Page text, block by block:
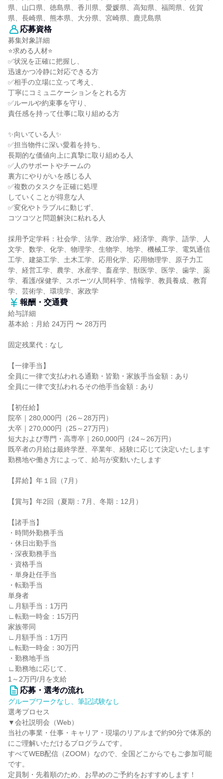
県、山口県、徳島県、香川県、愛媛県、高知県、福岡県、佐賀
県、長崎県、熊本県、大分県、宮崎県、鹿児島県
応募資格
募集対象詳細
⭐求める人材⭐
✅状況を正確に把握し、
迅速かつ冷静に対応できる方
✅相手の立場に立って考え、
丁寧にコミュニケーションをとれる方
✅ルールや約束事を守り、
責任感を持って仕事に取り組める方
✨向いている人✨
✅担当物件に深い愛着を持ち、
長期的な価値向上に真摯に取り組める人
✅人のサポートやチームの
裏方にやりがいを感じる人
✅複数のタスクを正確に処理
していくことが得意な人
✅変化やトラブルに動じず、
コツコツと問題解決に粘れる人
採用予定学科：社会学、法学、政治学、経済学、商学、語学、人
文学、数学、化学、物理学、生物学、地学、機械工学、電気通信
工学、建築工学、土木工学、応用化学、応用物理学、原子力工
学、経営工学、農学、水産学、畜産学、獣医学、医学、歯学、薬
学、看護/保健学、スポーツ/人間科学、情報学、教員養成、教育
学、芸術学、環境学、家政学
報酬・交通費
給与詳細
基本給：月給 24万円 〜 28万円
固定残業代：なし
【一律手当】
全員に一律で支払われる通勤・皆勤・家族手当金額：あり
全員に一律で支払われるその他手当金額：あり
【初任給】
院卒｜280,000円（26～28万円）
大卒｜270,000円（25～27万円）
短大および専門・高専卒｜260,000円（24～26万円）
既卒者の月給は最終学歴、卒業年、経験に応じて決定いたします
勤務地や働き方によって、給与が変動いたします
【昇給】年１回（7月）
【賞与】年2回（夏期：7月、冬期：12月）
【諸手当】
・時間外勤務手当
・休日出勤手当
・深夜勤務手当
・資格手当
・単身赴任手当
・転勤手当
単身者
∟月額手当：1万円
∟転勤一時金：15万円
家族帯同
∟月額手当：1万円
∟転勤一時金：30万円
・勤務地手当
∟勤務地に応じて、
1～2万円/月を支給
応募・選考の流れ
グループワークなし、筆記試験なし
選考プロセス
▼会社説明会（Web）
当社の事業・仕事・キャリア・現場のリアルまで約90分で体系的
にご理解いただけるプログラムです。
すべてWEB配信（ZOOM）なので、全国どこからでもご参加可能
です。
定員制・先着順のため、お早めのご予約をおすすめします！